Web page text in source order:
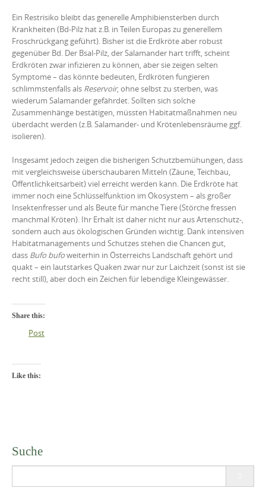
Ein Restrisiko bleibt das generelle Amphibiensterben durch
Krankheiten (Bd-Pilz hat z.B. in Teilen Europas zu generellem
Froschrückgang geführt). Bisher ist die Erdkröte aber robust
gegenüber Bd. Der Bsal-Pilz, der Salamander hart trifft, scheint
Erdkröten zwar infizieren zu können, aber sie zeigen selten
Symptome – das könnte bedeuten, Erdkröten fungieren
schlimmstenfalls als Reservoir, ohne selbst zu sterben, was
wiederum Salamander gefährdet. Sollten sich solche
Zusammenhänge bestätigen, müssten Habitatmaßnahmen neu
überdacht werden (z.B. Salamander- und Krötenlebensräume ggf.
isolieren).
Insgesamt jedoch zeigen die bisherigen Schutzbemühungen, dass
mit vergleichsweise überschaubaren Mitteln (Zäune, Teichbau,
Öffentlichkeitsarbeit) viel erreicht werden kann. Die Erdkröte hat
immer noch eine Schlüsselfunktion im Ökosystem – als großer
Insektenfresser und als Beute für manche Tiere (Störche fressen
manchmal Kröten). Ihr Erhalt ist daher nicht nur aus Artenschutz-,
sondern auch aus ökologischen Gründen wichtig. Dank intensiven
Habitatmanagements und Schutzes stehen die Chancen gut,
dass Bufo bufoweiterhin in Österreichs Landschaft gehört und
quakt – ein lautstarkes Quaken zwar nur zur Laichzeit (sonst ist sie
recht still), aber doch ein Zeichen für lebendige Kleingewässer.
Share this:
Post
Like this:
Suche